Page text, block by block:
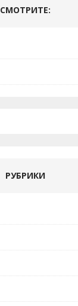
СМОТРИТЕ:
РУБРИКИ